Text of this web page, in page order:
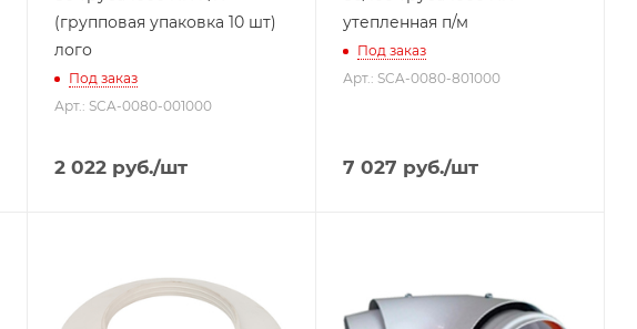
(групповая упаковка 10 шт)
лого
Под заказ
Арт.: SCA-0080-001000
2 022 руб./шт
утепленная п/м
Под заказ
Арт.: SCA-0080-801000
7 027 руб./шт